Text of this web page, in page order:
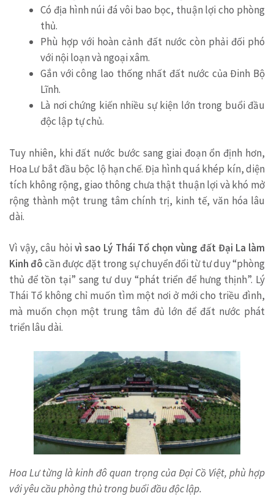
Có địa hình núi đá vôi bao bọc, thuận lợi cho phòng
thủ.
Phù hợp với hoàn cảnh đất nước còn phải đối phó
với nội loạn và ngoại xâm.
Gắn với công lao thống nhất đất nước của Đinh Bộ
Lĩnh.
Là nơi chứng kiến nhiều sự kiện lớn trong buổi đầu
độc lập tự chủ.
Tuy nhiên, khi đất nước bước sang giai đoạn ổn định hơn,
Hoa Lư bắt đầu bộc lộ hạn chế. Địa hình quá khép kín, diện
tích không rộng, giao thông chưa thật thuận lợi và khó mở
rộng thành một trung tâm chính trị, kinh tế, văn hóa lâu
dài.
Vì vậy, câu hỏivì sao Lý Thái Tổ chọn vùng đất Đại La làm
Kinh đôcần được đặt trong sự chuyển đổi từ tư duy “phòng
thủ để tồn tại” sang tư duy “phát triển để hưng thịnh”. Lý
Thái Tổ không chỉ muốn tìm một nơi ở mới cho triều đình,
mà muốn chọn một trung tâm đủ lớn để đất nước phát
triển lâu dài.
Hoa Lư từng là kinh đô quan trọng của Đại Cồ Việt, phù hợp
với yêu cầu phòng thủ trong buổi đầu độc lập.